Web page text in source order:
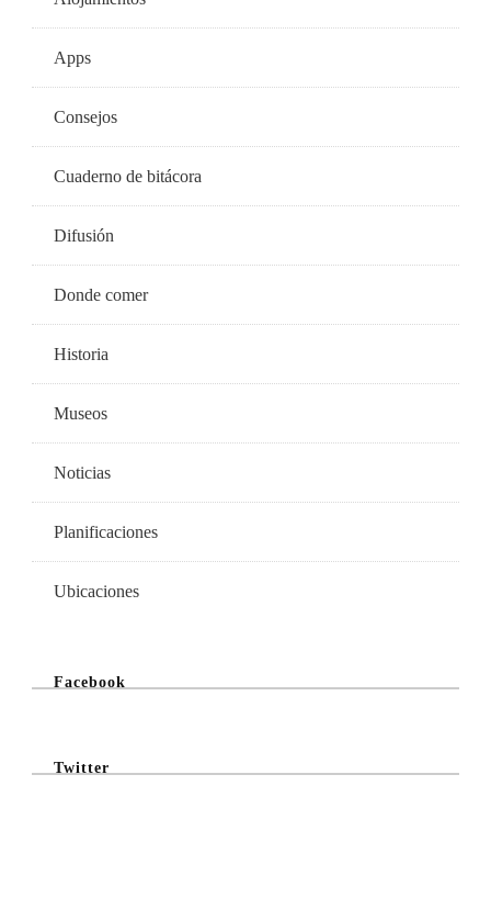
Apps
Consejos
Cuaderno de bitácora
Difusión
Donde comer
Historia
Museos
Noticias
Planificaciones
Ubicaciones
Facebook
Twitter